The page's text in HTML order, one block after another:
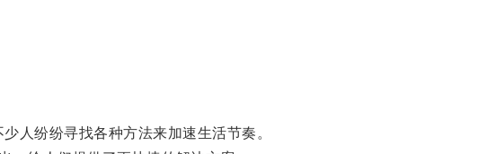
纷纷寻找各种方法来加速生活节奏。